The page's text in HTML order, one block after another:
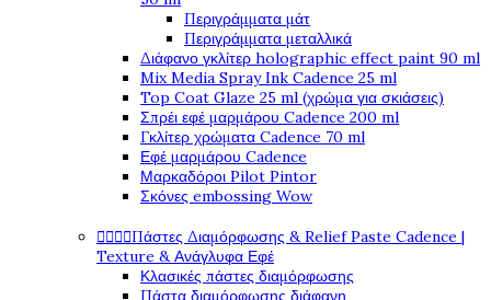
Περιγράμματα μάτ
Περιγράμματα μεταλλικά
Διάφανο γκλίτερ holographic effect paint 90 ml
Mix Media Spray Ink Cadence 25 ml
Top Coat Glaze 25 ml (χρώμα για σκιάσεις)
Σπρέι εφέ μαρμάρου Cadence 200 ml
Γκλίτερ χρώματα Cadence 70 ml
Εφέ μαρμάρου Cadence
Μαρκαδόροι Pilot Pintor
Σκόνες embossing Wow
Πάστες Διαμόρφωσης & Relief Paste Cadence |
Texture & Ανάγλυφα Εφέ
Κλασικές πάστες διαμόρφωσης
Πάστα διαμόρφωσης διάφανη